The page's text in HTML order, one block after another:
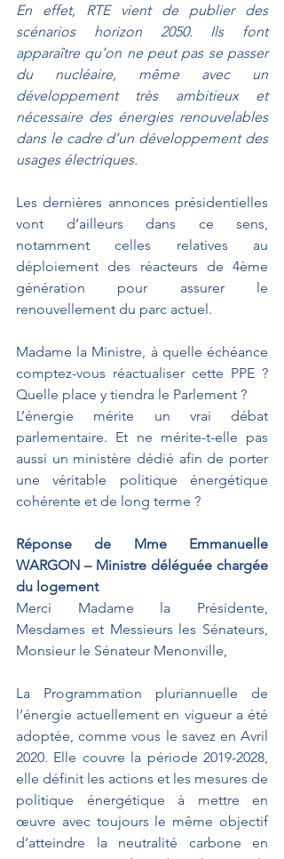
En effet, RTE vient de publier des
scénarios horizon 2050. Ils font
apparaître qu’on ne peut pas se passer
du nucléaire, même avec un
développement très ambitieux et
nécessaire des énergies renouvelables
dans le cadre d’un développement des
usages électriques.
Les dernières annonces présidentielles
vont d’ailleurs dans ce sens,
notamment celles relatives au
déploiement des réacteurs de 4ème
génération pour assurer le
renouvellement du parc actuel.
Madame la Ministre, à quelle échéance
comptez-vous réactualiser cette PPE ?
Quelle place y tiendra le Parlement ?
L’énergie mérite un vrai débat
parlementaire. Et ne mérite-t-elle pas
aussi un ministère dédié afin de porter
une véritable politique énergétique
cohérente et de long terme ?
Réponse de Mme Emmanuelle
WARGON – Ministre déléguée chargée
du logement
Merci Madame la Présidente,
Mesdames et Messieurs les Sénateurs,
Monsieur le Sénateur Menonville,
La Programmation pluriannuelle de
l’énergie actuellement en vigueur a été
adoptée, comme vous le savez en Avril
2020. Elle couvre la période 2019-2028,
elle définit les actions et les mesures de
politique énergétique à mettre en
œuvre avec toujours le même objectif
d’atteindre la neutralité carbone en